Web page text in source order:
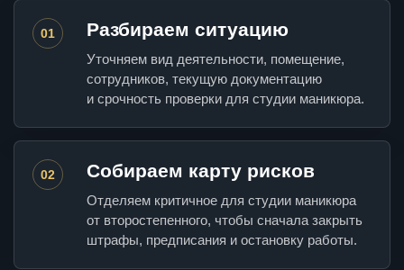
01 Разбираем ситуацию
Уточняем вид деятельности, помещение,
сотрудников, текущую документацию
и срочность проверки для студии маникюра.
02 Собираем карту рисков
Отделяем критичное для студии маникюра
от второстепенного, чтобы сначала закрыть
штрафы, предписания и остановку работы.